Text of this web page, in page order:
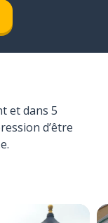
et dans 5
d’être